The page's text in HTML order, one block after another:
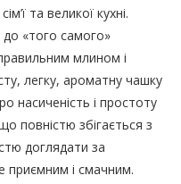
та великої кухні.
«того самого»
млином і
легку, ароматну чашку
насиченість і простоту
повністю збігається з
доглядати за
приємним і смачним.